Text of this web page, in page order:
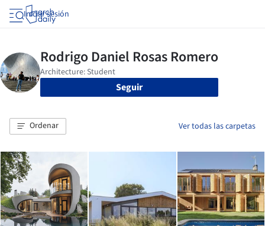
Iniciar sesión
Seguir
Ordenar Ver todas las carpetas